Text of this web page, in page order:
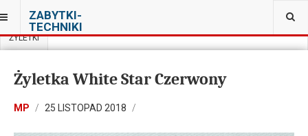
ZABYTKI-
TECHNIKI
JESTEŚ TUTAJ:
ŻYLETKI
Żyletka White Star Czerwony
MP 25 LISTOPAD 2018